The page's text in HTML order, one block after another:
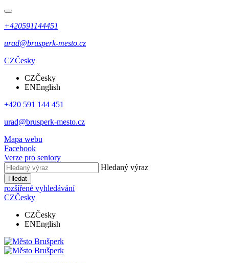
+420591144451
urad@brusperk-mesto.cz
CZČesky
CZČesky
ENEnglish
+420 591 144 451
urad@brusperk-mesto.cz
Mapa webu
Facebook
Verze pro seniory
Hledaný výraz
Hledat
rozšířené vyhledávání
CZČesky
CZČesky
ENEnglish